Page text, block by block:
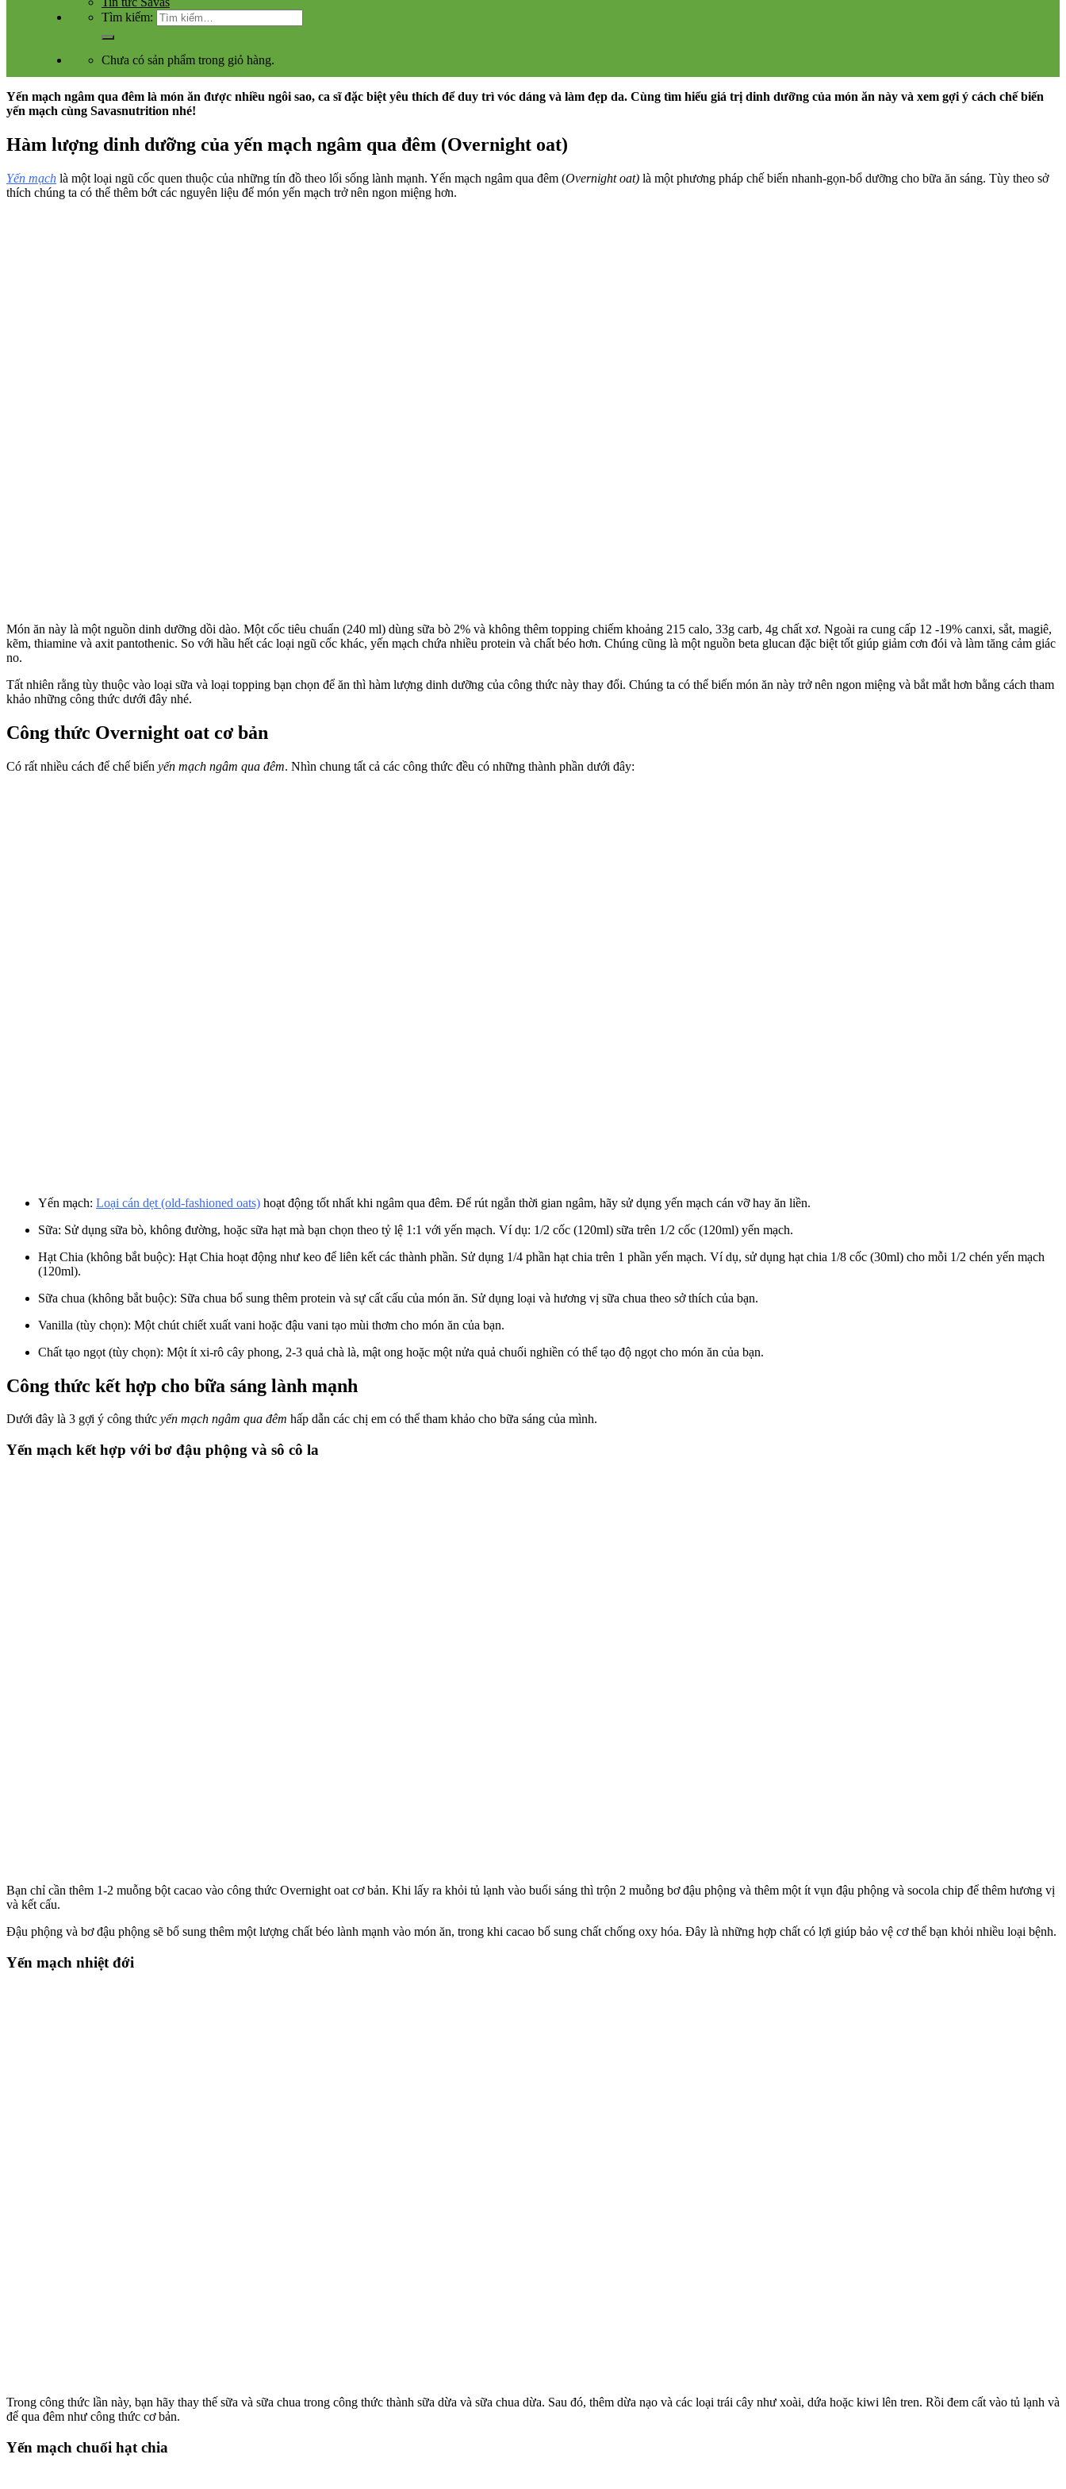
Tìm kiếm:
Chưa có sản phẩm trong giỏ hàng.
Yến mạch ngâm qua đêm là món ăn được nhiều ngôi sao, ca sĩ đặc biệt yêu thích để duy trì vóc dáng và làm đẹp da. Cùng tìm hiểu giá trị dinh dưỡng của món ăn này và xem gợi ý cách chế biến
yến mạch cùng Savasnutrition nhé!
Hàm lượng dinh dưỡng của yến mạch ngâm qua đêm (Overnight oat)
Yến mạch là một loại ngũ cốc quen thuộc của những tín đồ theo lối sống lành mạnh. Yến mạch ngâm qua đêm (Overnight oat) là một phương pháp chế biến nhanh-gọn-bổ dưỡng cho bữa ăn sáng. Tùy theo sở
thích chúng ta có thể thêm bớt các nguyên liệu để món yến mạch trở nên ngon miệng hơn.
Món ăn này là một nguồn dinh dưỡng dồi dào. Một cốc tiêu chuẩn (240 ml) dùng sữa bò 2% và không thêm topping chiếm khoảng 215 calo, 33g carb, 4g chất xơ. Ngoài ra cung cấp 12 -19% canxi, sắt, magiê,
kẽm, thiamine và axit pantothenic. So với hầu hết các loại ngũ cốc khác, yến mạch chứa nhiều protein và chất béo hơn. Chúng cũng là một nguồn beta glucan đặc biệt tốt giúp giảm cơn đói và làm tăng cảm giác
no.
Tất nhiên rằng tùy thuộc vào loại sữa và loại topping bạn chọn để ăn thì hàm lượng dinh dưỡng của công thức này thay đổi. Chúng ta có thể biến món ăn này trở nên ngon miệng và bắt mắt hơn bằng cách tham
khảo những công thức dưới đây nhé.
Công thức Overnight oat cơ bản
Có rất nhiều cách để chế biến yến mạch ngâm qua đêm. Nhìn chung tất cả các công thức đều có những thành phần dưới đây:
Yến mạch: Loại cán dẹt (old-fashioned oats) hoạt động tốt nhất khi ngâm qua đêm. Để rút ngắn thời gian ngâm, hãy sử dụng yến mạch cán vỡ hay ăn liền.
Sữa: Sử dụng sữa bò, không đường, hoặc sữa hạt mà bạn chọn theo tỷ lệ 1:1 với yến mạch. Ví dụ: 1/2 cốc (120ml) sữa trên 1/2 cốc (120ml) yến mạch.
Hạt Chia (không bắt buộc): Hạt Chia hoạt động như keo để liên kết các thành phần. Sử dụng 1/4 phần hạt chia trên 1 phần yến mạch. Ví dụ, sử dụng hạt chia 1/8 cốc (30ml) cho mỗi 1/2 chén yến mạch
(120ml).
Sữa chua (không bắt buộc): Sữa chua bổ sung thêm protein và sự cất cấu của món ăn. Sử dụng loại và hương vị sữa chua theo sở thích của bạn.
Vanilla (tùy chọn): Một chút chiết xuất vani hoặc đậu vani tạo mùi thơm cho món ăn của bạn.
Chất tạo ngọt (tùy chọn): Một ít xi-rô cây phong, 2-3 quả chà là, mật ong hoặc một nửa quả chuối nghiền có thể tạo độ ngọt cho món ăn của bạn.
Công thức kết hợp cho bữa sáng lành mạnh
Dưới đây là 3 gợi ý công thức yến mạch ngâm qua đêm hấp dẫn các chị em có thể tham khảo cho bữa sáng của mình.
Yến mạch kết hợp với bơ đậu phộng và sô cô la
Bạn chỉ cần thêm 1-2 muỗng bột cacao vào công thức Overnight oat cơ bản. Khi lấy ra khỏi tủ lạnh vào buổi sáng thì trộn 2 muỗng bơ đậu phộng và thêm một ít vụn đậu phộng và socola chip để thêm hương vị
và kết cấu.
Đậu phộng và bơ đậu phộng sẽ bổ sung thêm một lượng chất béo lành mạnh vào món ăn, trong khi cacao bổ sung chất chống oxy hóa. Đây là những hợp chất có lợi giúp bảo vệ cơ thể bạn khỏi nhiều loại bệnh.
Yến mạch nhiệt đới
Trong công thức lần này, bạn hãy thay thế sữa và sữa chua trong công thức thành sữa dừa và sữa chua dừa. Sau đó, thêm dừa nạo và các loại trái cây như xoài, dứa hoặc kiwi lên tren. Rồi đem cất vào tủ lạnh và
để qua đêm như công thức cơ bản.
Yến mạch chuối hạt chia